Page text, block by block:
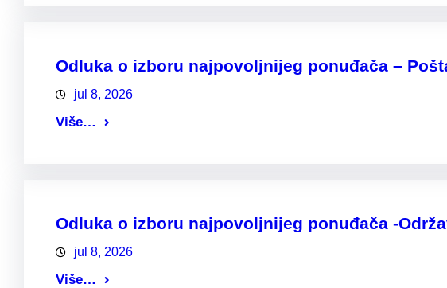
Odluka o izboru najpovoljnijeg ponuđača –
jul 8, 2026
Više…
Odluka o izboru najpovoljnijeg ponuđača -
jul 8, 2026
Više…